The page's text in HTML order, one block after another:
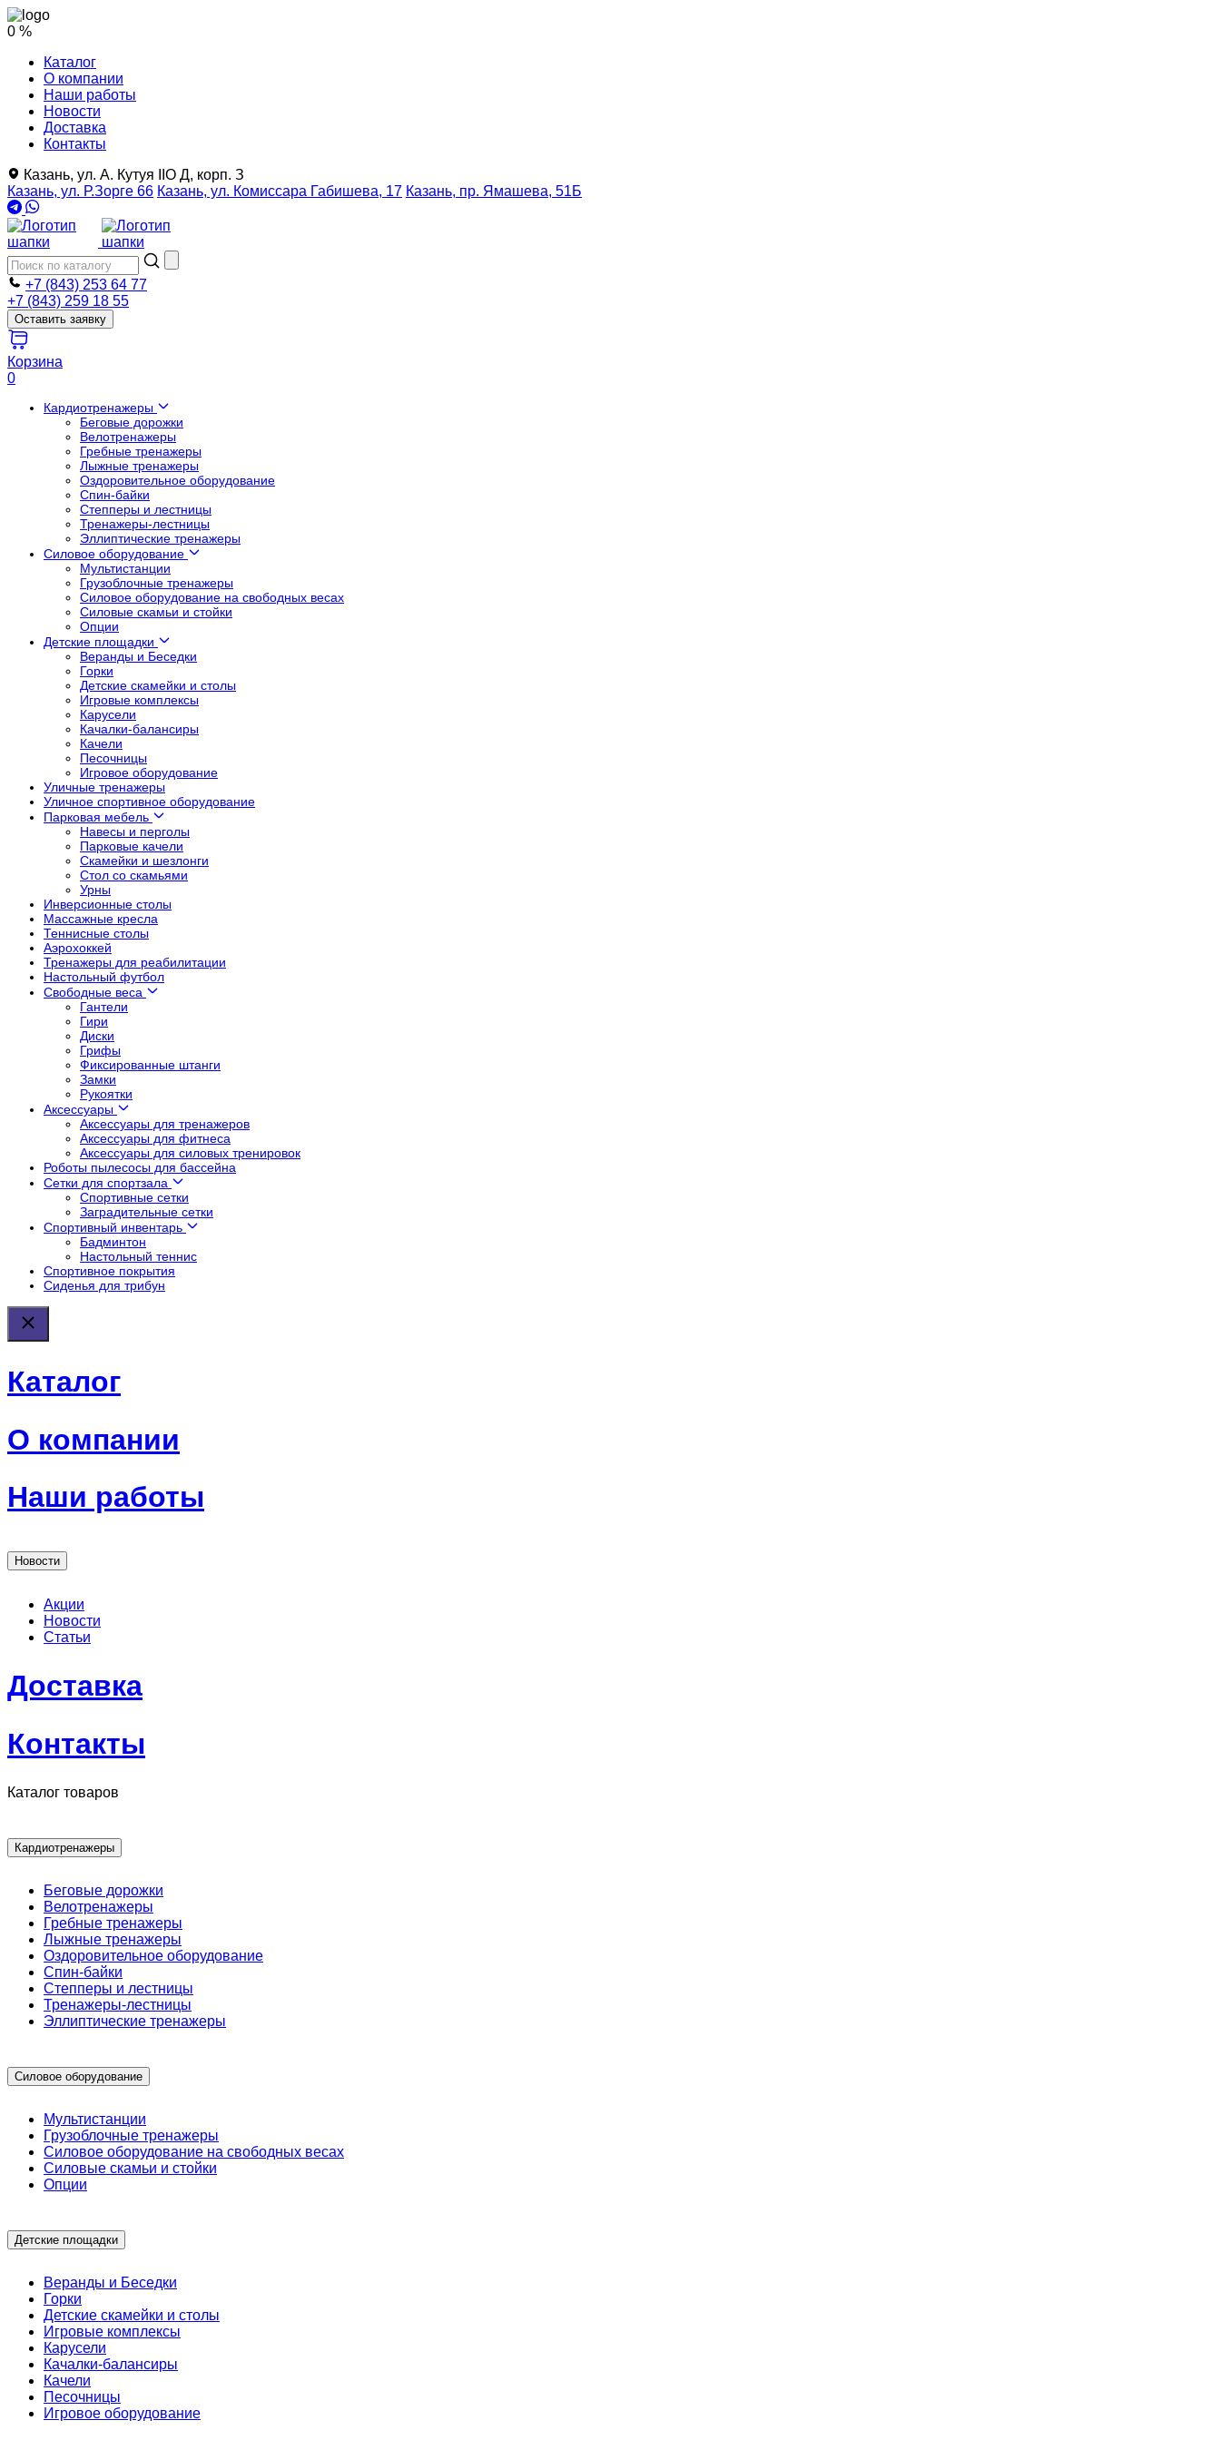
0 %
Каталог
О компании
Наши работы
Новости
Доставка
Контакты
Казань, ул. А. Кутуя IIO Д, корп. З
Казань, ул. Р.Зорге 66 Казань, ул. Комиссара Габишева, 17 Казань, пр. Ямашева, 51Б
+7 (843) 253 64 77
+7 (843) 259 18 55
Оставить заявку
Корзина
0
Кардиотренажеры
Беговые дорожки
Велотренажеры
Гребные тренажеры
Лыжные тренажеры
Оздоровительное оборудование
Спин-байки
Степперы и лестницы
Тренажеры-лестницы
Эллиптические тренажеры
Силовое оборудование
Мультистанции
Грузоблочные тренажеры
Силовое оборудование на свободных весах
Силовые скамьи и стойки
Опции
Детские площадки
Веранды и Беседки
Горки
Детские скамейки и столы
Игровые комплексы
Карусели
Качалки-балансиры
Качели
Песочницы
Игровое оборудование
Уличные тренажеры
Уличное спортивное оборудование
Парковая мебель
Навесы и перголы
Парковые качели
Скамейки и шезлонги
Стол со скамьями
Урны
Инверсионные столы
Массажные кресла
Теннисные столы
Аэрохоккей
Тренажеры для реабилитации
Настольный футбол
Свободные веса
Гантели
Гири
Диски
Грифы
Фиксированные штанги
Замки
Рукоятки
Аксессуары
Аксессуары для тренажеров
Аксессуары для фитнеса
Аксессуары для силовых тренировок
Роботы пылесосы для бассейна
Сетки для спортзала
Спортивные сетки
Заградительные сетки
Спортивный инвентарь
Бадминтон
Настольный теннис
Спортивное покрытия
Сиденья для трибун
Каталог
О компании
Наши работы
Новости
Акции
Новости
Статьи
Доставка
Контакты
Каталог товаров
Кардиотренажеры
Беговые дорожки
Велотренажеры
Гребные тренажеры
Лыжные тренажеры
Оздоровительное оборудование
Спин-байки
Степперы и лестницы
Тренажеры-лестницы
Эллиптические тренажеры
Силовое оборудование
Мультистанции
Грузоблочные тренажеры
Силовое оборудование на свободных весах
Силовые скамьи и стойки
Опции
Детские площадки
Веранды и Беседки
Горки
Детские скамейки и столы
Игровые комплексы
Карусели
Качалки-балансиры
Качели
Песочницы
Игровое оборудование